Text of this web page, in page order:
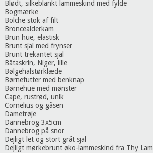
Blødt, silkeblankt lammeskind med fylde
Bogmærke
Bolche stok af filt
Broncealderkam
Brun hue, elastisk
Brunt sjal med frynser
Brunt trekantet sjal
Bâtaskrin, Niger, lille
Bølgehalstørklæde
Børnefutter med benknap
Børnehue med mønster
Cape, rustrød, unik
Cornelius og gåsen
Dametrøje
Dannebrog 3x5cm
Dannebrog på snor
Dejligt let og stort gråt sjal
Dejligt mørkebrunt øko-lammeskind fra Thy Lam